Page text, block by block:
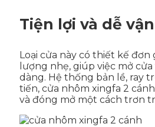
Tiện lợi và dễ
Loại cửa này có thiết kế đơn
lượng nhẹ, giúp việc mở
dàng. Hệ thống bản lề, ray
tiến, cửa nhôm xingfa 2
và đóng mở một cách trơn